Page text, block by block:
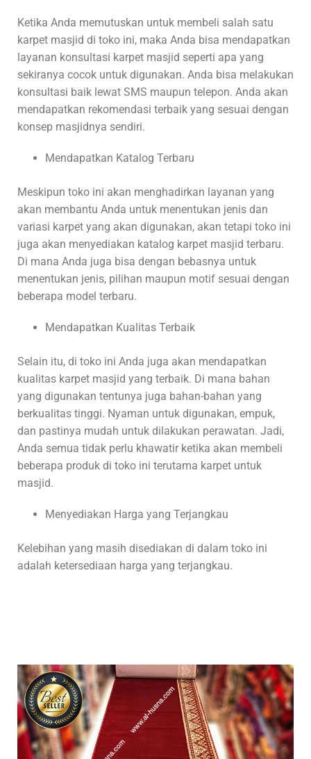
Ketika Anda memutuskan untuk membeli salah satu
karpet masjid di toko ini, maka Anda bisa mendapatkan
layanan konsultasi karpet masjid seperti apa yang
sekiranya cocok untuk digunakan. Anda bisa melakukan
konsultasi baik lewat SMS maupun telepon. Anda akan
mendapatkan rekomendasi terbaik yang sesuai dengan
konsep masjidnya sendiri.
Mendapatkan Katalog Terbaru
Meskipun toko ini akan menghadirkan layanan yang
akan membantu Anda untuk menentukan jenis dan
variasi karpet yang akan digunakan, akan tetapi toko ini
juga akan menyediakan katalog karpet masjid terbaru.
Di mana Anda juga bisa dengan bebasnya untuk
menentukan jenis, pilihan maupun motif sesuai dengan
beberapa model terbaru.
Mendapatkan Kualitas Terbaik
Selain itu, di toko ini Anda juga akan mendapatkan
kualitas karpet masjid yang terbaik. Di mana bahan
yang digunakan tentunya juga bahan-bahan yang
berkualitas tinggi. Nyaman untuk digunakan, empuk,
dan pastinya mudah untuk dilakukan perawatan. Jadi,
Anda semua tidak perlu khawatir ketika akan membeli
beberapa produk di toko ini terutama karpet untuk
masjid.
Menyediakan Harga yang Terjangkau
Kelebihan yang masih disediakan di dalam toko ini
adalah ketersediaan harga yang terjangkau.